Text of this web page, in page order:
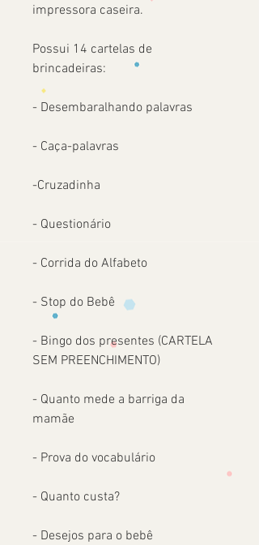
impressora caseira.
Possui 14 cartelas de
brincadeiras:
- Desembaralhando palavras
- Caça-palavras
-Cruzadinha
- Questionário
- Corrida do Alfabeto
- Stop do Bebê
- Bingo dos presentes (CARTELA
SEM PREENCHIMENTO)
- Quanto mede a barriga da
mamãe
- Prova do vocabulário
- Quanto custa?
- Desejos para o bebê